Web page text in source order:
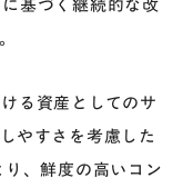
る資産としてのサ
やすさを考慮した
、鮮度の高いコン